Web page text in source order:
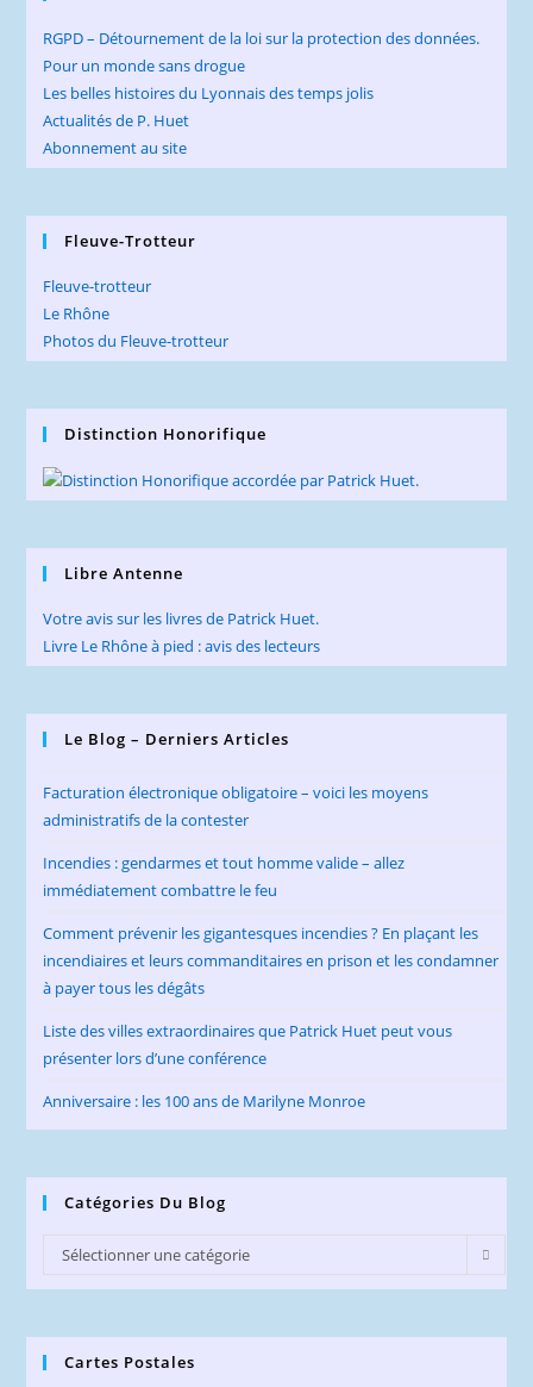
RGPD – Détournement de la loi sur la protection des données.
Pour un monde sans drogue
Les belles histoires du Lyonnais des temps jolis
Actualités de P. Huet
Abonnement au site
Fleuve-Trotteur
Fleuve-trotteur
Le Rhône
Photos du Fleuve-trotteur
Distinction Honorifique
Libre Antenne
Votre avis sur les livres de Patrick Huet.
Livre Le Rhône à pied : avis des lecteurs
Le Blog – Derniers Articles
Facturation électronique obligatoire – voici les moyens
administratifs de la contester
Incendies : gendarmes et tout homme valide – allez
immédiatement combattre le feu
Comment prévenir les gigantesques incendies ? En plaçant les
incendiaires et leurs commanditaires en prison et les condamner
à payer tous les dégâts
Liste des villes extraordinaires que Patrick Huet peut vous
présenter lors d’une conférence
Anniversaire : les 100 ans de Marilyne Monroe
Catégories Du Blog
Catégories
du
Sélectionner une catégorie
Cartes Postales